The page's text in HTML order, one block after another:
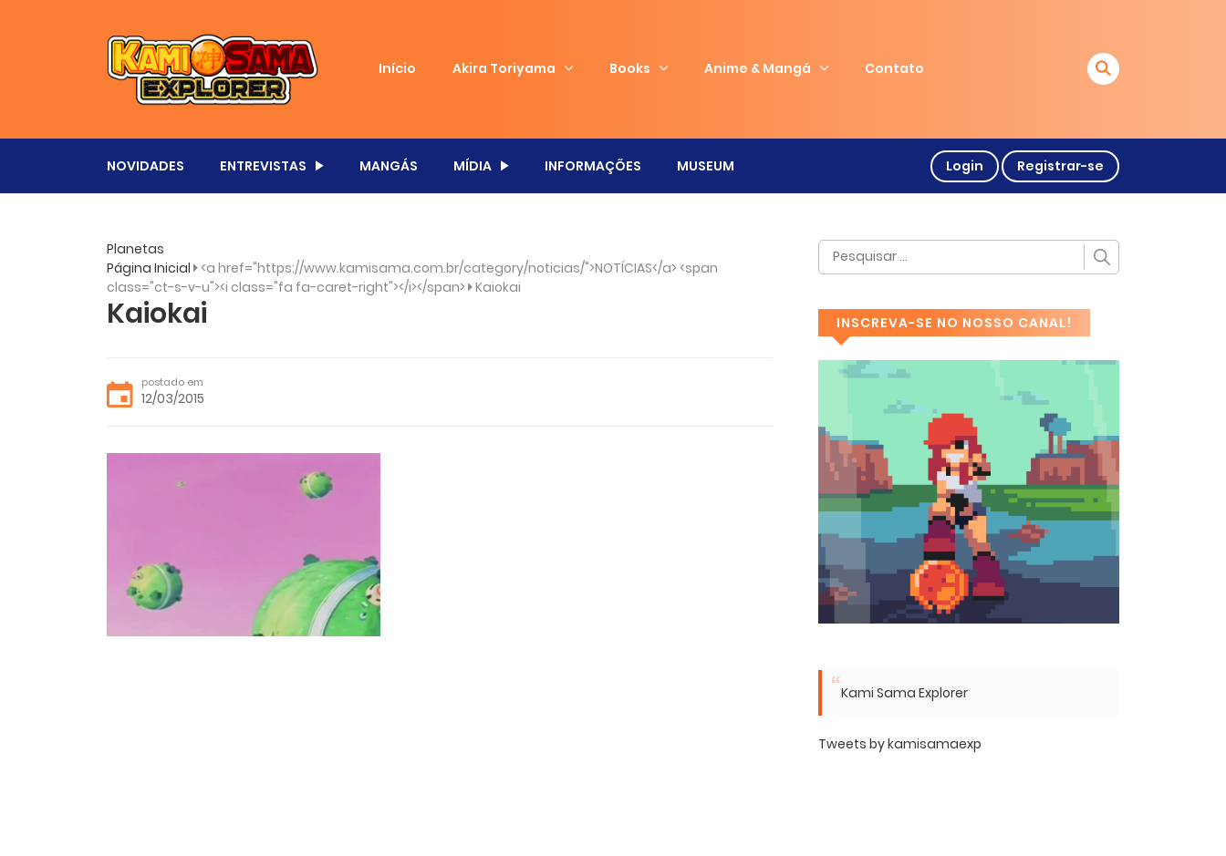
Início Akira Toriyama Books Anime & Mangá Contato
NOVIDADES ENTREVISTAS MANGÁS MÍDIA INFORMAÇÕES MUSEUM Login Registrar-se
Planetas
Página Inicial <a href="https://www.kamisama.com.br/category/noticias/">NOTÍCIAS</a> <span
class="ct-s-v-u"><i class="fa fa-caret-right"></i></span> Kaiokai
Kaiokai
postado em
12/03/2015
INSCREVA-SE NO NOSSO CANAL!
Kami Sama Explorer
Tweets by kamisamaexp